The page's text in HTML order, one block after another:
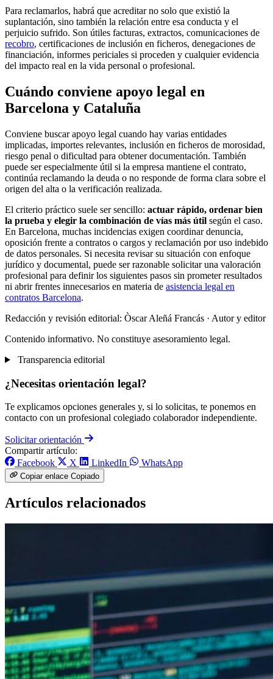
Para reclamarlos, habrá que acreditar no solo que existió la
suplantación, sino también la relación entre esa conducta y el
perjuicio sufrido. Son útiles facturas, extractos, comunicaciones de
recobro, certificaciones de inclusión en ficheros, denegaciones de
financiación, informes periciales si proceden y cualquier evidencia
del impacto real en la vida personal o profesional.
Cuándo conviene apoyo legal en
Barcelona y Cataluña
Conviene buscar apoyo legal cuando hay varias entidades
implicadas, importes relevantes, inclusión en ficheros de morosidad,
riesgo penal o dificultad para obtener documentación. También
puede ser especialmente útil si la empresa mantiene el contrato,
continúa reclamando la deuda o no responde de forma clara sobre el
origen del alta o la verificación realizada.
El criterio práctico suele ser sencillo: actuar rápido, ordenar bien
la prueba y elegir la combinación de vías más útil según el caso.
En Barcelona, muchas incidencias exigen coordinar denuncia,
oposición frente a contratos o cargos y reclamación por uso indebido
de datos personales. Si necesita revisar su situación con enfoque
jurídico y documental, puede ser razonable solicitar una valoración
profesional para definir los siguientes pasos sin prometer resultados
ni abrir frentes innecesarios en materia de asistencia legal en
contratos Barcelona.
Redacción y revisión editorial: Òscar Aleñá Francás · Autor y editor
Contenido informativo. No constituye asesoramiento legal.
Transparencia editorial
¿Necesitas orientación legal?
Te explicamos opciones generales y, si lo solicitas, te ponemos en
contacto con un profesional colegiado colaborador independiente.
Solicitar orientación
Compartir artículo:
Facebook
X LinkedIn WhatsApp
Copiar enlace Copiado
Artículos relacionados